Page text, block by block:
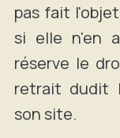
pas fait
si elle n'en
réserve le
retrait dudit
son site.